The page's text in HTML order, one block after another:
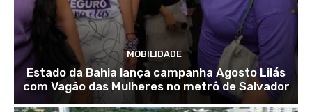
MOBILIDADE
Estado da Bahia lança campanha Agosto Lilás
com Vagão das Mulheres no metrô de Salvador